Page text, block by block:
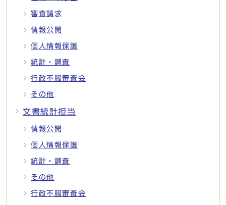
審査請求
情報公開
個人情報保護
統計・調査
行政不服審査会
その他
文書統計担当
情報公開
個人情報保護
統計・調査
その他
行政不服審査会